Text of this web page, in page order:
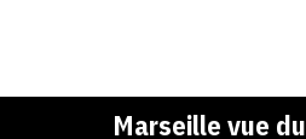
Marseille vue